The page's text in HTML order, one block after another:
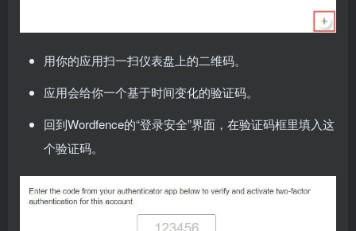
用你的应用扫一扫仪表盘上的二维码。
应用会给你一个基于时间变化的验证码。
回到Wordfence的“登录安全”界面，在验证码框里填入这
个验证码。